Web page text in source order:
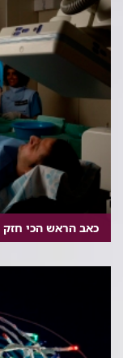
כאב הראש הכי חזק